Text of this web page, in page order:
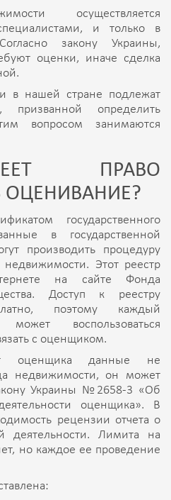
осуществляется
и только в
закону Украины,
оценки, иначе сделка
в нашей стране подлежат
определить
вопросом занимаются
ПРАВО
государственного
в государственной
производить процедуру
Этот реестр
на сайте Фонда
Доступ к реестру
поэтому каждый
воспользоваться
с оценщиком.
оценщика данные не
недвижимости, он может
Украины №2658-3 «Об
оценщика». В
рецензии отчета о
деятельности. Лимита на
но каждое ее проведение